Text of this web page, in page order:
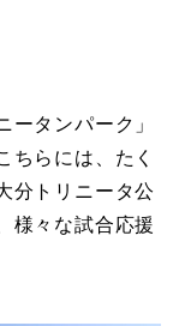
ータンパーク」
ちらには、たく
分トリニータ公
様々な試合応援